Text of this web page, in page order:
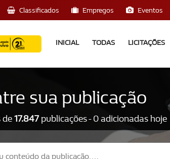
Classificados Empregos Eventos
INICIAL TODAS LICITAÇÕES
sua publicação
de17.847publicações - 0 adicionadas hoje